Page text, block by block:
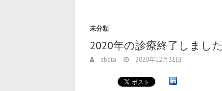
未分類
2020年の診療終了しました
ebata 2020年12月31日